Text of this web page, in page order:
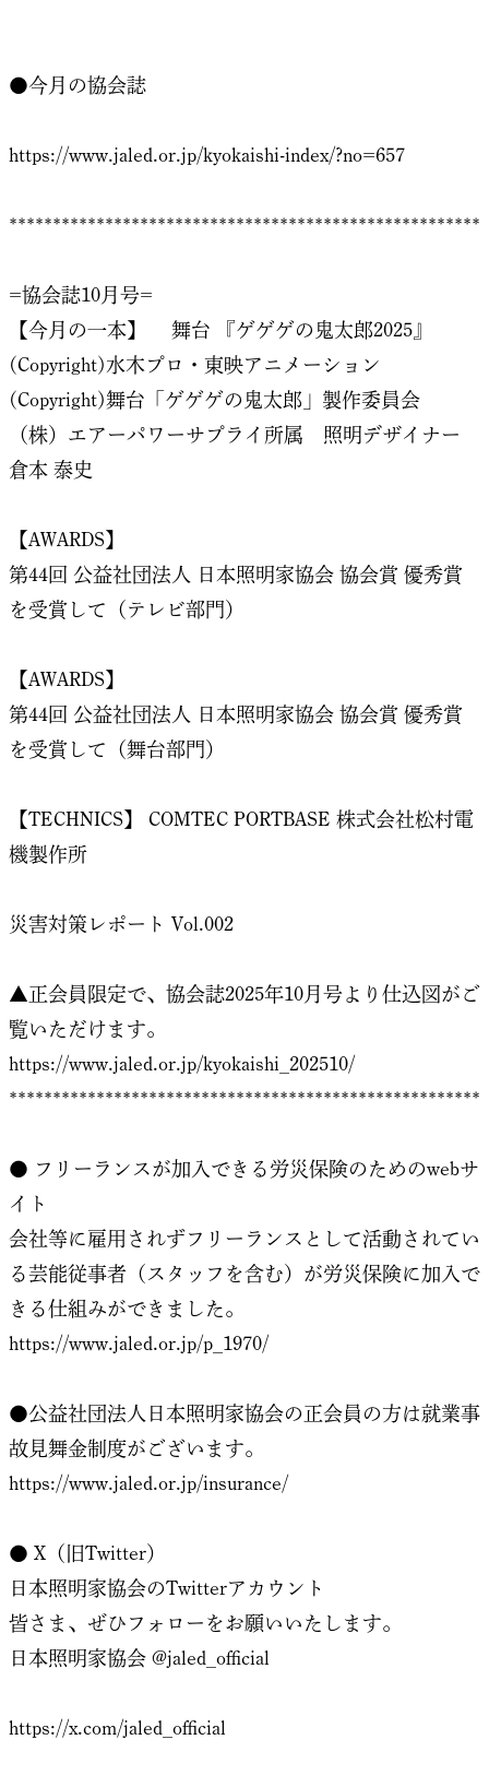
●今月の協会誌
https://www.jaled.or.jp/kyokaishi-index/?no=657
******************************************************
=協会誌10月号=
【今月の一本】 舞台 『ゲゲゲの鬼太郎2025』
(Copyright)水木プロ・東映アニメーション
(Copyright)舞台「ゲゲゲの鬼太郎」製作委員会
（株）エアーパワーサプライ所属 照明デザイナー
倉本 泰史
【AWARDS】
第44回 公益社団法人 日本照明家協会 協会賞 優秀賞
を受賞して（テレビ部門）
【AWARDS】
第44回 公益社団法人 日本照明家協会 協会賞 優秀賞
を受賞して（舞台部門）
【TECHNICS】 COMTEC PORTBASE 株式会社松村電
機製作所
災害対策レポート Vol.002
▲正会員限定で、協会誌2025年10月号より仕込図がご
覧いただけます。
https://www.jaled.or.jp/kyokaishi_202510/
******************************************************
● フリーランスが加入できる労災保険のためのwebサ
イト
会社等に雇用されずフリーランスとして活動されてい
る芸能従事者（スタッフを含む）が労災保険に加入で
きる仕組みができました。
https://www.jaled.or.jp/p_1970/
●公益社団法人日本照明家協会の正会員の方は就業事
故見舞金制度がございます。
https://www.jaled.or.jp/insurance/
● X（旧Twitter）
日本照明家協会のTwitterアカウント
皆さま、ぜひフォローをお願いいたします。
日本照明家協会 @jaled_official
https://x.com/jaled_official